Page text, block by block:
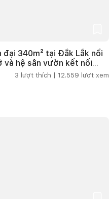
đại 340m² tại Đắk Lắk nổi
và hệ sân vườn kết nối
3 lượt thích | 12.559 lượt xem